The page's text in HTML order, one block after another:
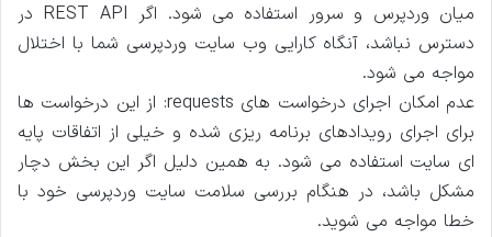
میان وردپرس و سرور استفاده می شود. اگر REST API در
دسترس نباشد، آنگاه کارایی وب سایت وردپرسی شما با اختلال
مواجه می شود.
عدم امکان اجرای درخواست های requests: از این درخواست ها
برای اجرای رویدادهای برنامه ریزی شده و خیلی از اتفاقات پایه
ای سایت استفاده می شود. به همین دلیل اگر این بخش دچار
مشکل باشد، در هنگام بررسی سلامت سایت وردپرسی خود با
خطا مواجه می شوید.